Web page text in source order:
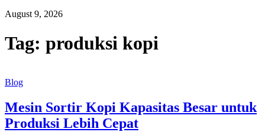
August 9, 2026
Tag: produksi kopi
Blog
Mesin Sortir Kopi Kapasitas Besar untuk
Produksi Lebih Cepat